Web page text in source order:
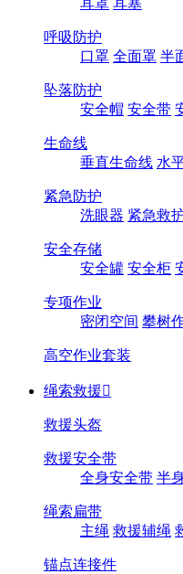
呼吸防护
口罩 全面罩 半
坠落防护
安全帽 安全带
生命线
垂直生命线 水
紧急防护
洗眼器 紧急救
安全存储
安全罐 安全柜
专项作业
密闭空间 攀树
高空作业套装
绳索救援
救援头盔
救援安全带
全身安全带 半
绳索扁带
主绳 救援辅绳
锚点连接件